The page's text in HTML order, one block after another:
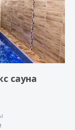
сауна